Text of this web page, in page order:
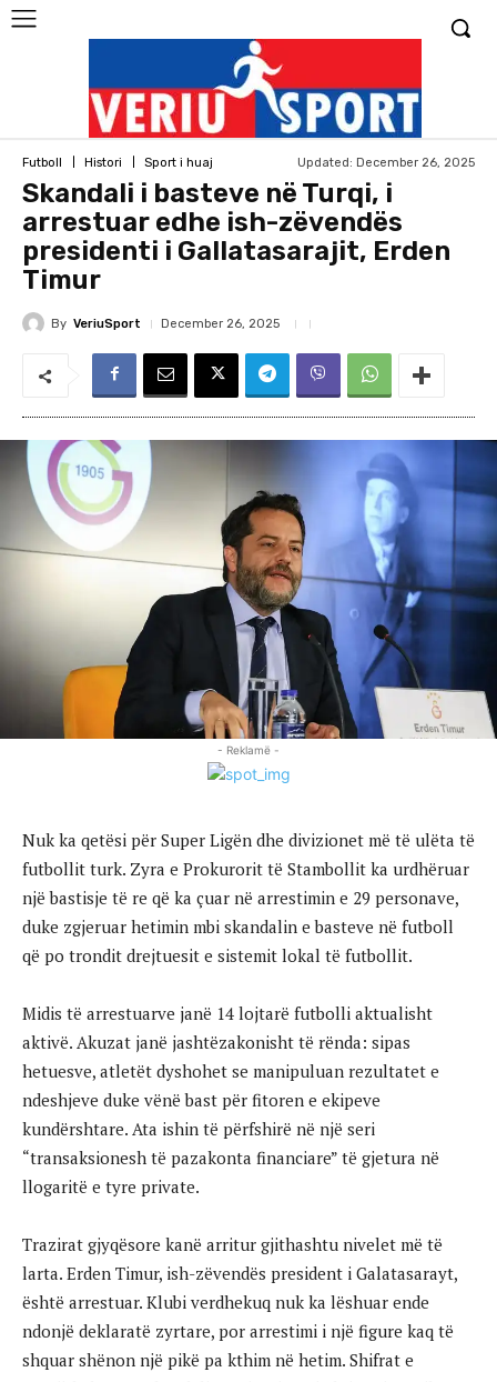
Futboll Histori Sport i huaj Updated: December 26, 2025
Skandali i basteve në Turqi, i
arrestuar edhe ish-zëvendës
presidenti i Gallatasarajit, Erden
Timur
By VeriuSport December 26, 2025
- Reklamë -
Nuk ka qetësi për Super Ligën dhe divizionet më të ulëta të
futbollit turk. Zyra e Prokurorit të Stambollit ka urdhëruar
një bastisje të re që ka çuar në arrestimin e 29 personave,
duke zgjeruar hetimin mbi skandalin e basteve në futboll
që po trondit drejtuesit e sistemit lokal të futbollit.
Midis të arrestuarve janë 14 lojtarë futbolli aktualisht
aktivë. Akuzat janë jashtëzakonisht të rënda: sipas
hetuesve, atletët dyshohet se manipuluan rezultatet e
ndeshjeve duke vënë bast për fitoren e ekipeve
kundërshtare. Ata ishin të përfshirë në një seri
“transaksionesh të pazakonta financiare” të gjetura në
llogaritë e tyre private.
Trazirat gjyqësore kanë arritur gjithashtu nivelet më të
larta. Erden Timur, ish-zëvendës president i Galatasarayt,
është arrestuar. Klubi verdhekuq nuk ka lëshuar ende
ndonjë deklaratë zyrtare, por arrestimi i një figure kaq të
shquar shënon një pikë pa kthim në hetim. Shifrat e